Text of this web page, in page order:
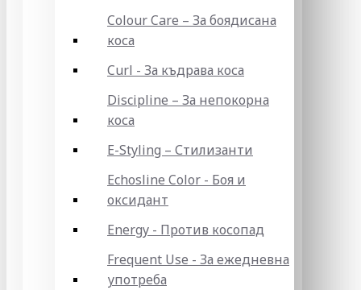
Colour Care – За боядисана
коса
Curl - За къдрава коса
Discipline – За непокорна
коса
E-Styling – Стилизанти
Echosline Color - Боя и
оксидант
Energy - Против косопад
Frequent Use - За ежедневна
употреба